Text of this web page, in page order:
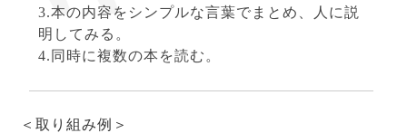
3.本の内容をシンプルな言葉でまとめ、人に説
明してみる。
4.同時に複数の本を読む。
＜取り組み例＞